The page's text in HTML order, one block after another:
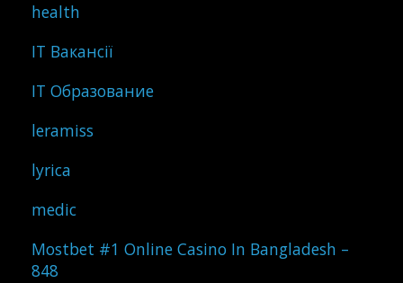
health
IT Вакансії
IT Образование
leramiss
lyrica
medic
Mostbet #1 Online Casino In Bangladesh –
848